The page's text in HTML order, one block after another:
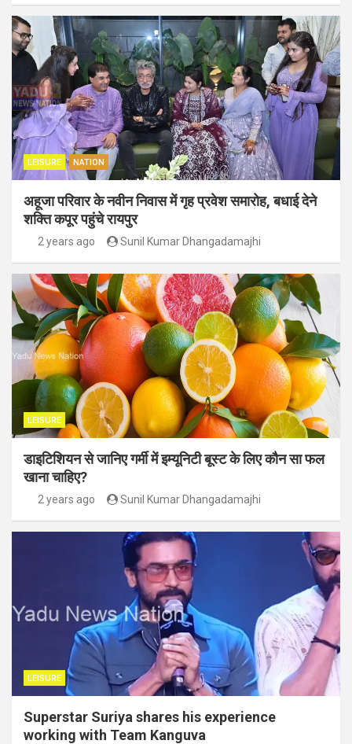
LEISURE NATION
अहूजा परिवार के नवीन निवास में गृह प्रवेश समारोह, बधाई देने
शक्ति कपूर पहुंचे रायपुर
2 years ago Sunil Kumar Dhangadamajhi
LEISURE
डाइटिशियन से जानिए गर्मी में इम्यूनिटी बूस्ट के लिए कौन सा फल
खाना चाहिए?
2 years ago Sunil Kumar Dhangadamajhi
LEISURE
Superstar Suriya shares his experience
working with Team Kanguva